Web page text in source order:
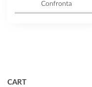
Confronta
CART